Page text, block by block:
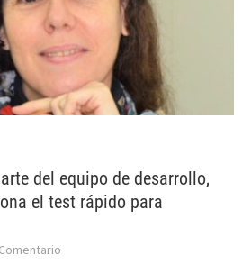
del equipo de desarrollo,
el test rápido para
Comentario